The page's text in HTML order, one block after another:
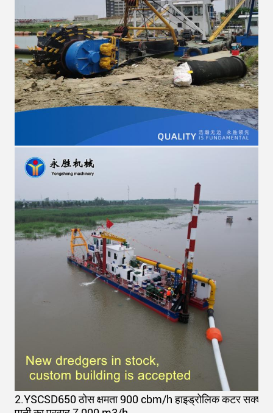
2.YSCSD650 ठोस क्षमता 900 cbm/h हाइड्रोलिक कटर सक्शन